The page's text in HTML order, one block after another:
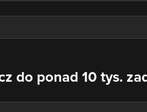
do ponad 10 tys.